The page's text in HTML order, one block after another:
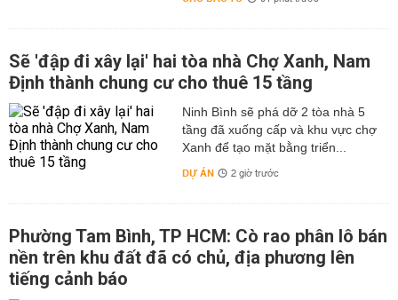
Sẽ 'đập đi xây lại' hai tòa nhà Chợ Xanh, Nam
Định thành chung cư cho thuê 15 tầng
Ninh Bình sẽ phá dỡ 2 tòa nhà 5
tầng đã xuống cấp và khu vực chợ
Xanh để tạo mặt bằng triển...
DỰ ÁN 2 giờ trước
Phường Tam Bình, TP HCM: Cò rao phân lô bán
nền trên khu đất đã có chủ, địa phương lên
tiếng cảnh báo